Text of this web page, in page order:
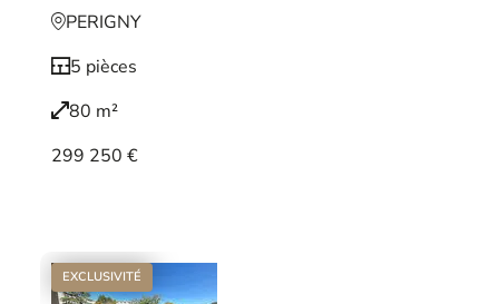
PERIGNY
5 pièces
80 m²
299 250 €
EXCLUSIVITÉ